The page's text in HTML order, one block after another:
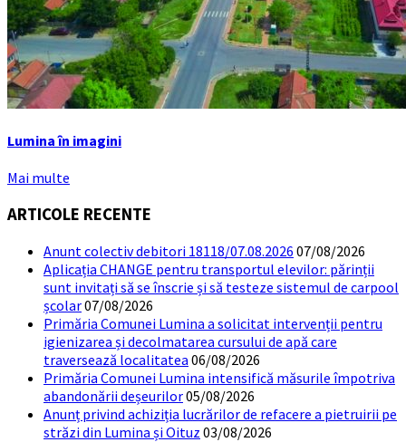
Lumina în imagini
Mai multe
ARTICOLE RECENTE
Anunt colectiv debitori 18118/07.08.2026 07/08/2026
Aplicația CHANGE pentru transportul elevilor: părinții
sunt invitați să se înscrie și să testeze sistemul de carpool
școlar07/08/2026
Primăria Comunei Lumina a solicitat intervenții pentru
igienizarea și decolmatarea cursului de apă care
traversează localitatea 06/08/2026
Primăria Comunei Lumina intensifică măsurile împotriva
abandonării deșeurilor05/08/2026
Anunț privind achiziția lucrărilor de refacere a pietruirii pe
străzi din Lumina și Oituz 03/08/2026